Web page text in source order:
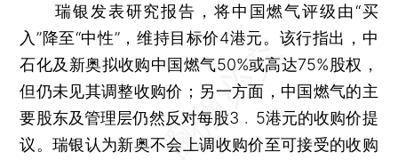
瑞银发表研究报告，将中国燃气评级由“买
入”降至“中性”，维持目标价4港元。该行指出，中
石化及新奥拟收购中国燃气50%或高达75%股权，
但仍未见其调整收购价；另一方面，中国燃气的主
要股东及管理层仍然反对每股3﹒5港元的收购价提
议。瑞银认为新奥不会上调收购价至可接受的收购